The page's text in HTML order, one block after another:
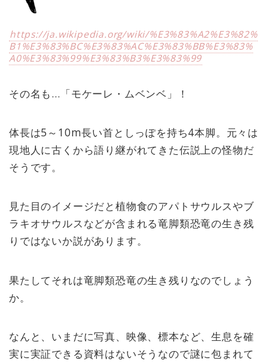
https://ja.wikipedia.org/wiki/%E3%83%A2%E3%82%
B1%E3%83%BC%E3%83%AC%E3%83%BB%E3%83%
A0%E3%83%99%E3%83%B3%E3%83%99
その名も…「モケーレ・ムベンベ」！
体長は5～10m長い首としっぽを持ち4本脚。元々は
現地人に古くから語り継がれてきた伝説上の怪物だ
そうです。
見た目のイメージだと植物食のアパトサウルスやブ
ラキオサウルスなどが含まれる竜脚類恐竜の生き残
りではないか説があります。
果たしてそれは竜脚類恐竜の生き残りなのでしょう
か。
なんと、いまだに写真、映像、標本など、生息を確
実に実証できる資料はないそうなので謎に包まれて